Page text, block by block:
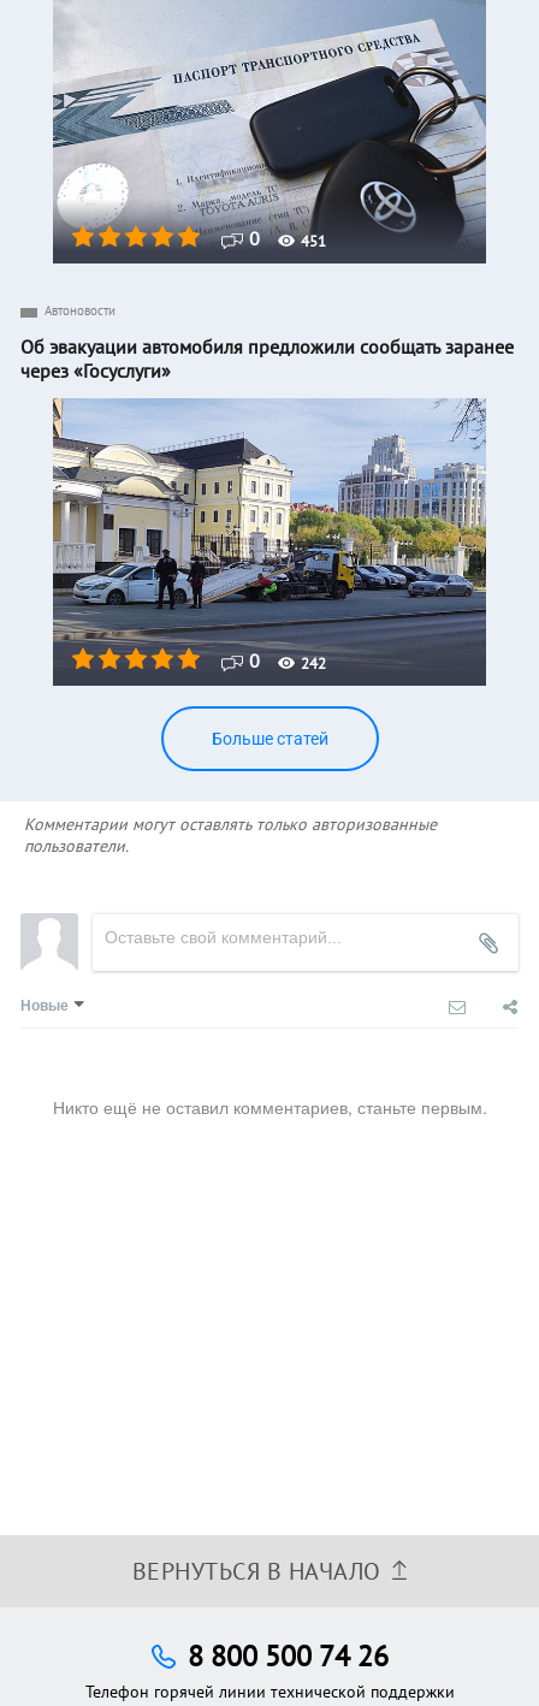
0 451
0 242
Автоновости
Об эвакуации автомобиля предложили сообщать заранее
через «Госуслуги»
Больше статей
Комментарии могут оставлять только авторизованные
пользователи.
Новые
Никто ещё не оставил комментариев, станьте первым.
ВЕРНУТЬСЯ В НАЧАЛО
8 800 500 74 26
Телефон горячей линии технической поддержки